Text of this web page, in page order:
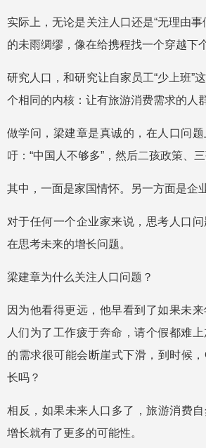
实际上，无论是关注人口还是“无理由
的未雨绸缪，像在给携程找一个穿越下
研究人口，和研究让自家员工“少上班”
个相同的内核：让有旅游消费需求的人
做学问，梁建章是真诚的，在人口问
吁：“中国人不够多”，然后二孩政策、三
其中，一面是家国情怀。另一方面是企
对于任何一个企业家来说，思考人口
在思考未来的增长问题。
梁建章为什么关注人口问题？
因为他看得更远，他早看到了如果未来
人们为了工作疲于奔命，请个假都难
的需求很可能会断崖式下滑，到时候
长吗？
相反，如果未来人口多了，旅游消费
增长就有了更多的可能性。